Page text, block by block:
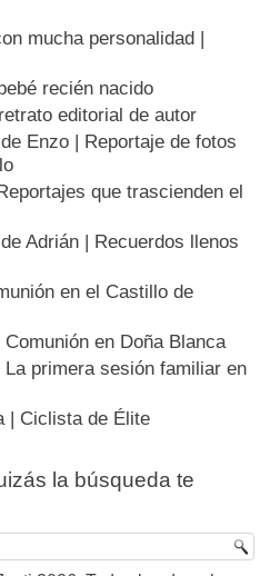
mucha personalidad |
recién nacido
editorial de autor
Enzo | Reportaje de fotos
que trascienden el
Adrián | Recuerdos llenos
en el Castillo de
en Doña Blanca
primera sesión familiar en
| Ciclista de Élite
la búsqueda te